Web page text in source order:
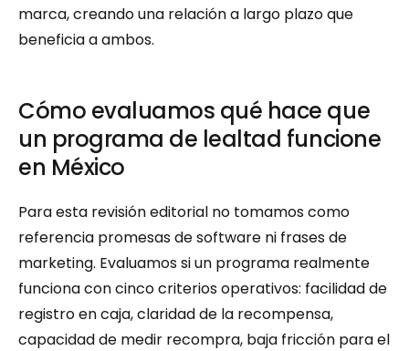
marca, creando una relación a largo plazo que
beneficia a ambos.
Cómo evaluamos qué hace que
un programa de lealtad funcione
en México
Para esta revisión editorial no tomamos como
referencia promesas de software ni frases de
marketing. Evaluamos si un programa realmente
funciona con cinco criterios operativos: facilidad de
registro en caja, claridad de la recompensa,
capacidad de medir recompra, baja fricción para el